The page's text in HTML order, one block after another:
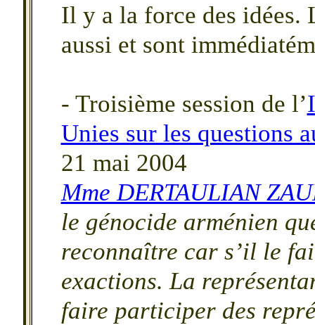
Il y a la force des idées.
aussi et sont
- Troisième session de l’
Unies sur les questions
21 mai 2004
Mme DERTAULIAN
le génocide arménien
reconnaître car s’il le
exactions. La
faire participer des